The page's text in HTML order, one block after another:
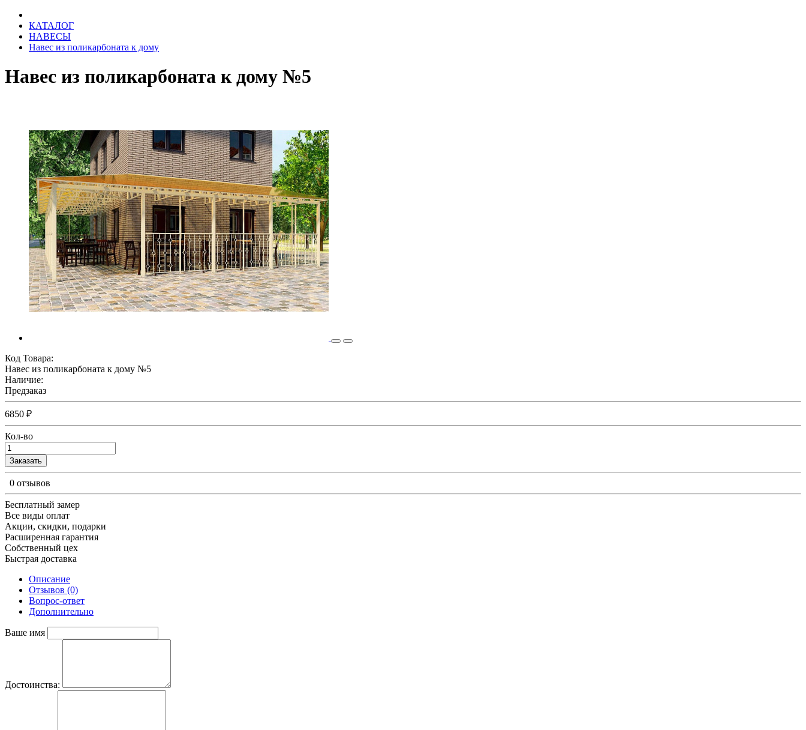
КАТАЛОГ
НАВЕСЫ
Навес из поликарбоната к дому
Навес из поликарбоната к дому №5
Код Товара:
Навес из поликарбоната к дому №5
Наличие:
Предзаказ
6850 ₽
Кол-во
Заказать
0 отзывов
Бесплатный замер
Все виды оплат
Акции, скидки, подарки
Расширенная гарантия
Собственный цех
Быстрая доставка
Описание
Отзывов (0)
Вопрос-ответ
Дополнительно
Ваше имя
Достоинства: